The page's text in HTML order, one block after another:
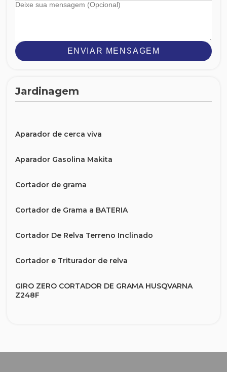
ENVIAR MENSAGEM
Jardinagem
Aparador de cerca viva
Aparador Gasolina Makita
Cortador de grama
Cortador de Grama a BATERIA
Cortador De Relva Terreno Inclinado
Cortador e Triturador de relva
GIRO ZERO CORTADOR DE GRAMA HUSQVARNA
Z248F